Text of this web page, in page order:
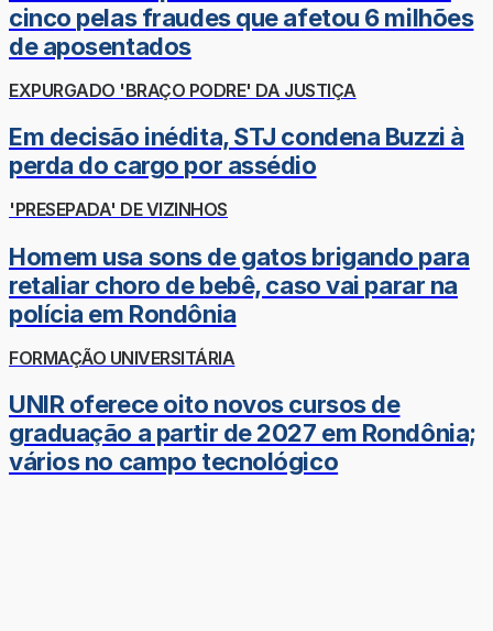
cinco pelas fraudes que afetou 6 milhões
de aposentados
EXPURGADO 'BRAÇO PODRE' DA JUSTIÇA
Em decisão inédita, STJ condena Buzzi à
perda do cargo por assédio
'PRESEPADA' DE VIZINHOS
Homem usa sons de gatos brigando para
retaliar choro de bebê, caso vai parar na
polícia em Rondônia
FORMAÇÃO UNIVERSITÁRIA
UNIR oferece oito novos cursos de
graduação a partir de 2027 em Rondônia;
vários no campo tecnológico